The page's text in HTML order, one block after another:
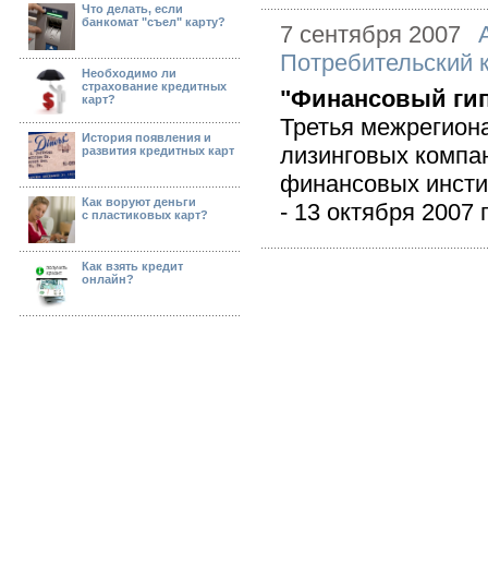
Что делать, если
банкомат "съел" карту?
Необходимо ли
страхование кредитных
карт?
История появления и
развития кредитных карт
Как воруют деньги
с пластиковых карт?
Как взять кредит
онлайн?
7 сентября 2007
Потребительский
"Финансовый
Третья
лизинговых
финансовых
- 13 октября 2007